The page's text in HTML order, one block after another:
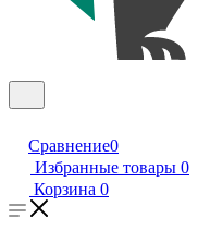
Сравнение0
Избранные товары 0
Корзина 0